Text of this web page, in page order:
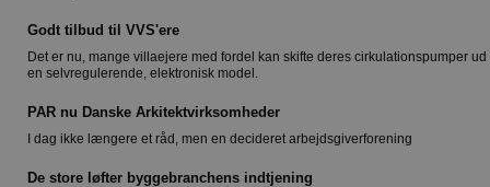
Godt tilbud til VVS'ere
Det er nu, mange villaejere med fordel kan skifte deres cirkulationspumper ud
en selvregulerende, elektronisk model.
PAR nu Danske Arkitektvirksomheder
I dag ikke længere et råd, men en decideret arbejdsgiverforening
De store løfter byggebranchens indtjening